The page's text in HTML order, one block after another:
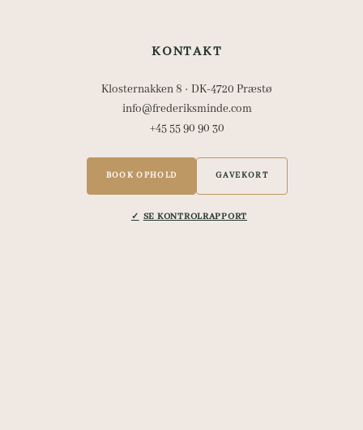
KONTAKT
Klosternakken 8 · DK-4720 Præstø
info@frederiksminde.com
+45 55 90 90 30
BOOK OPHOLD GAVEKORT
SE KONTROLRAPPORT